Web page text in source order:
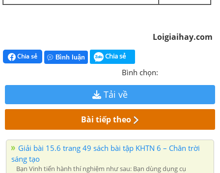
Loigiaihay.com
Chia sẻ Bình luận Chia sẻ
Bình chọn:
Tải về
Bài tiếp theo
Giải bài 15.6 trang 49 sách bài tập KHTN 6 – Chân trời
sáng tạo
Bạn Vinh tiến hành thí nghiệm như sau: Bạn dùng dụng cụ